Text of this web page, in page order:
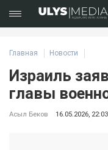
Главная Новости
Израиль
главы
Асыл Беков 16.05.2026, 22:03